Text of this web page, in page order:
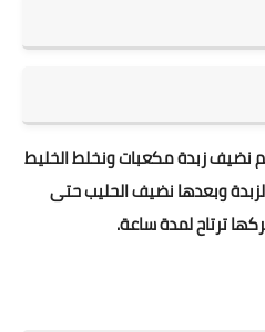
نضيف زبدة مكعبات ونخلط الخليط
وبعدها نضيف الحليب حتى
ترتاح لمدة ساعة.